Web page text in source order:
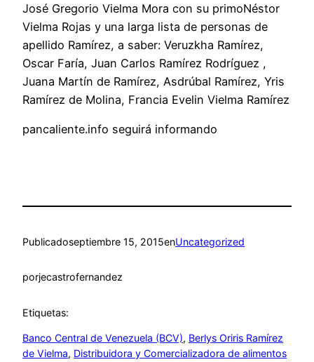
José Gregorio Vielma Mora con su primoNéstor
Vielma Rojas y una larga lista de personas de
apellido Ramírez, a saber: Veruzkha Ramírez,
Oscar Faría, Juan Carlos Ramírez Rodríguez ,
Juana Martín de Ramírez, Asdrúbal Ramírez, Yris
Ramírez de Molina, Francia Evelin Vielma Ramírez
pancaliente.info seguirá informando
Publicadoseptiembre 15, 2015enUncategorized
porjecastrofernandez
Etiquetas:
Banco Central de Venezuela (BCV), Berlys Oriris Ramírez
de Vielma, Distribuidora y Comercializadora de alimentos